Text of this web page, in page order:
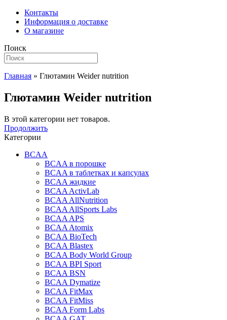
Контакты
Информация о доставке
О магазине
Поиск
Главная » Глютамин Weider nutrition
Глютамин Weider nutrition
В этой категории нет товаров.
Продолжить
Категории
BCAA
BCAA в порошке
BCAA в таблетках и капсулах
BCAA жидкие
BCAA ActivLab
BCAA AllNutrition
BCAA AllSports Labs
BCAA APS
BCAA Atomix
BCAA BioTech
BCAA Blastex
BCAA Body World Group
BCAA BPI Sport
BCAA BSN
BCAA Dymatize
BCAA FitMax
BCAA FitMiss
BCAA Form Labs